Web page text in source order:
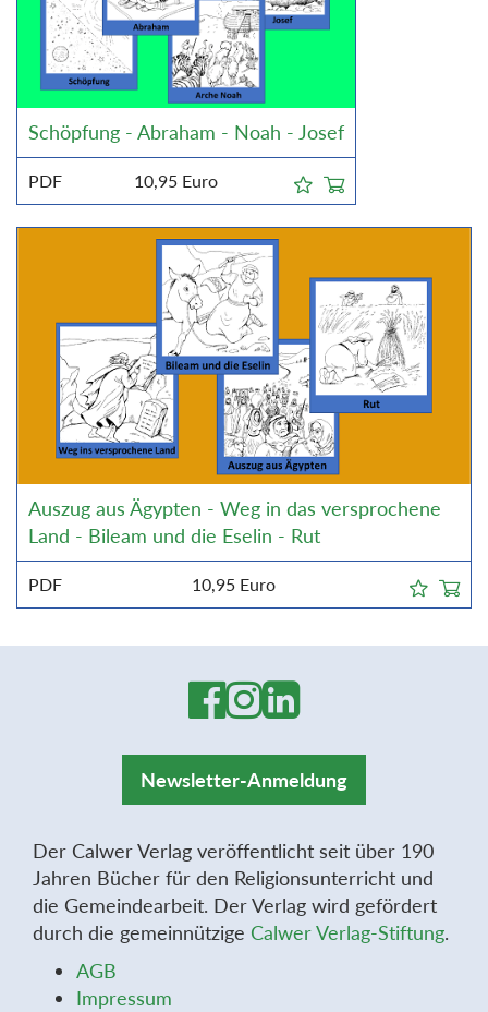
Schöpfung - Abraham - Noah - Josef
PDF 10,95 Euro
Auszug aus Ägypten - Weg in das versprochene
Land - Bileam und die Eselin - Rut
PDF 10,95 Euro
Newsletter-Anmeldung
Der Calwer Verlag veröffentlicht seit über 190
Jahren Bücher für den Religionsunterricht und
die Gemeindearbeit. Der Verlag wird gefördert
durch die gemeinnützige Calwer Verlag-Stiftung.
AGB
Impressum